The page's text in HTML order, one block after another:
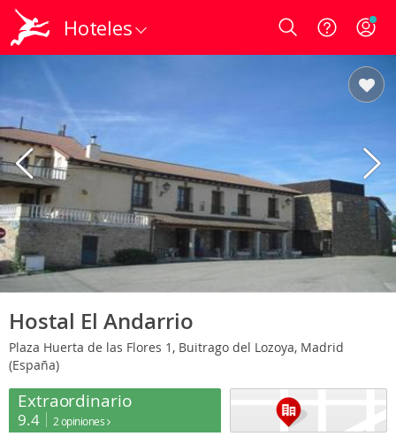
Hoteles Login
Hostal El Andarrio
Plaza Huerta de las Flores 1, Buitrago del Lozoya, Madrid
(España)
Extraordinario
9.4 2 opiniones